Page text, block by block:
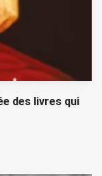
des livres qui